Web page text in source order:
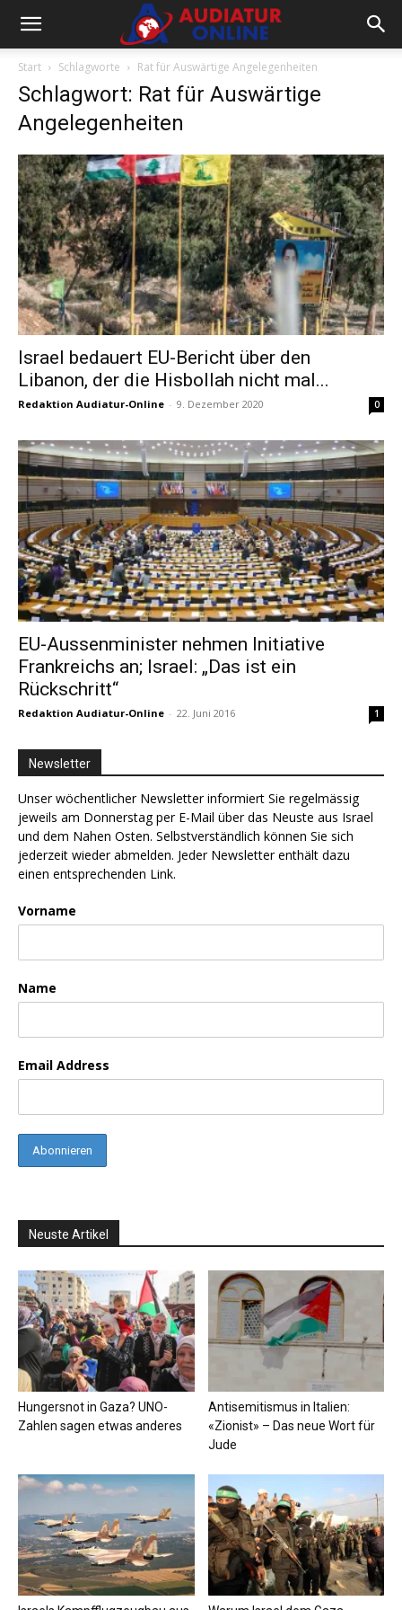
Start Schlagworte Rat für Auswärtige Angelegenheiten
Schlagwort: Rat für Auswärtige
Angelegenheiten
Israel bedauert EU-Bericht über den
Libanon, der die Hisbollah nicht mal...
Redaktion Audiatur-Online - 9. Dezember 2020 0
EU-Aussenminister nehmen Initiative
Frankreichs an; Israel: „Das ist ein
Rückschritt“
Redaktion Audiatur-Online - 22. Juni 2016 1
Newsletter
Unser wöchentlicher Newsletter informiert Sie regelmässig
jeweils am Donnerstag per E-Mail über das Neuste aus Israel
und dem Nahen Osten. Selbstverständlich können Sie sich
jederzeit wieder abmelden. Jeder Newsletter enthält dazu
einen entsprechenden Link.
Vorname
Name
Email Address
Neuste Artikel
Hungersnot in Gaza? UNO-
Zahlen sagen etwas anderes
Antisemitismus in Italien:
«Zionist» – Das neue Wort für
Jude